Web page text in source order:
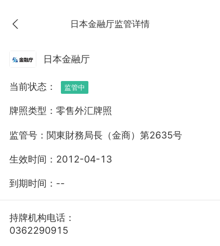
SBI FXTRADE
险隐患
SBI FXTRADE是一家外汇经纪商，隶属于日本领先的
日本金融厅监管详情
日本金融厅
当前状态： 监管中
牌照类型： 零售外汇牌照
监管号：関東財務局長（金商）第2635号
生效时间： 2012-04-13
到期时间： --
持牌机构电话：
0362290915